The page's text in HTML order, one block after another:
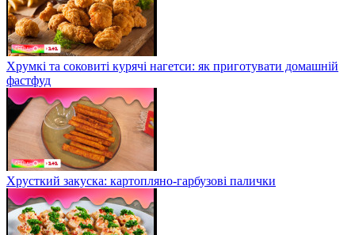
Хрумкі та соковиті курячі нагетси: як приготувати домашній
фастфуд
Хрусткий закуска: картопляно-гарбузові палички